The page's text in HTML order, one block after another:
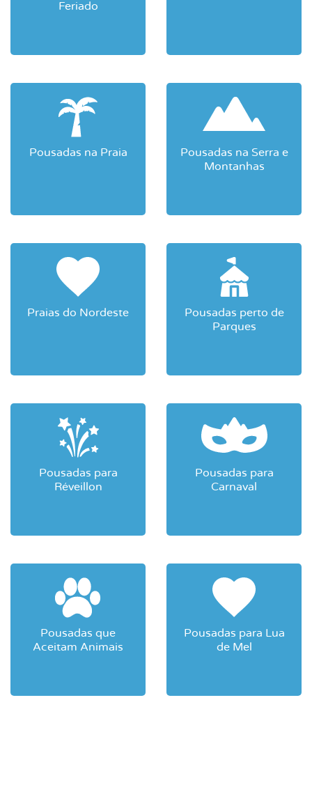
Feriado
Pousadas na Praia
Pousadas na Serra e
Montanhas
Praias do Nordeste
Pousadas perto de
Parques
Pousadas para
Réveillon
Pousadas para
Carnaval
Pousadas que
Aceitam Animais
Pousadas para Lua
de Mel